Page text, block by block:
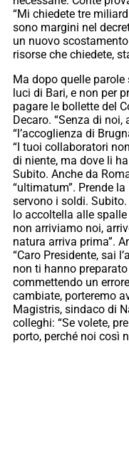
“Mi chiedete tre
sono margini nel
un nuovo
risorse che chiedete,
Ma dopo quelle
luci di Bari, e non per
pagare le bollette del
Decaro. “Senza di noi,
“l’accoglienza di
“I tuoi collaboratori
di niente, ma dove li
Subito. Anche da
“ultimatum”. Prende
servono i soldi.
lo accoltella alle
non arriviamo noi,
natura arriva prima”.
“Caro Presidente, sai
non ti hanno
commettendo un
cambiate, porteremo
Magistris, sindaco di
colleghi: “Se volete,
porto, perché noi così